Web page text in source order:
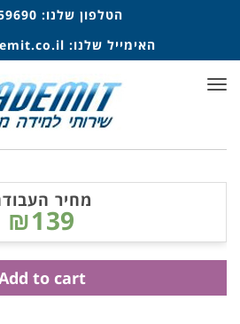
הטלפון שלנו:
האימייל שלנו:
תפריט
מחיר
₪139
to cart